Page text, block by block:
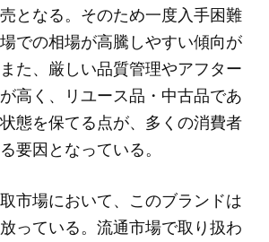
となる。そのため一度入手困難
での相場が高騰しやすい傾向が
た、厳しい品質管理やアフター
高く、リユース品・中古品であ
態を保てる点が、多くの消費者
要因となっている。
市場において、このブランドは
っている。流通市場で取り扱わ